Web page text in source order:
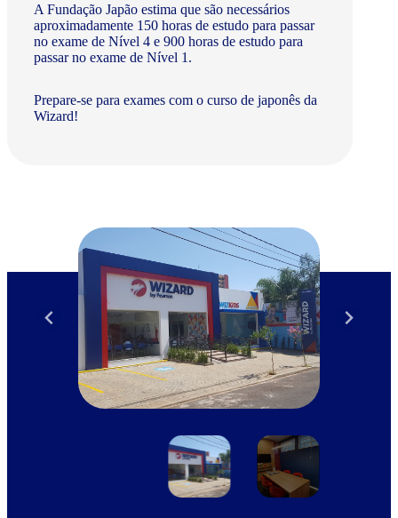
A Fundação Japão estima que são necessários
aproximadamente 150 horas de estudo para passar
no exame de Nível 4 e 900 horas de estudo para
passar no exame de Nível 1.
Prepare-se para exames com o curso de japonês da
Wizard!